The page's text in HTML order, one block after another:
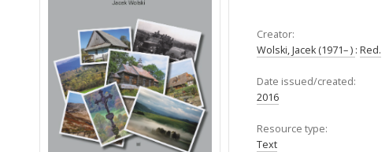
Creator:
Wolski, Jacek (1971– ) : Red.
Date issued/created:
2016
Resource type:
Text